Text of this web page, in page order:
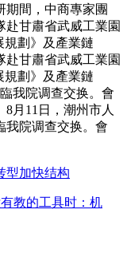
期間，中商專家團
赴甘肅省武威工業園
規劃》及產業鏈
赴甘肅省武威工業園
規劃》及產業鏈
我院调查交换。會
8月11日，潮州市人
我院调查交换。會
型加快结构
教的工具时：机